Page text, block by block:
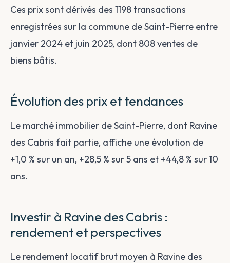
Ces prix sont dérivés des 1198 transactions
enregistrées sur la commune de Saint-Pierre entre
janvier 2024 et juin 2025, dont 808 ventes de
biens bâtis.
Évolution des prix et tendances
Le marché immobilier de Saint-Pierre, dont Ravine
des Cabris fait partie, affiche une évolution de
+1,0 % sur un an, +28,5 % sur 5 ans et +44,8 % sur 10
ans.
Investir à Ravine des Cabris :
rendement et perspectives
Le rendement locatif brut moyen à Ravine des